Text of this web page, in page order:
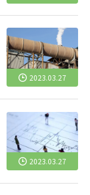
2023.03.27
2023.03.27